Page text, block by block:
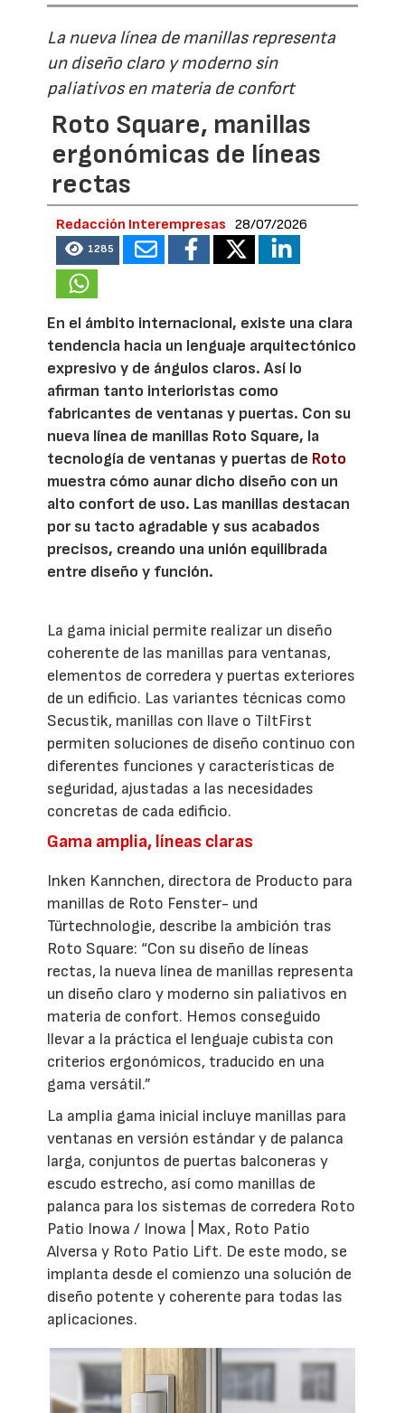
La nueva línea de manillas representa
un diseño claro y moderno sin
paliativos en materia de confort
Roto Square, manillas
ergonómicas de líneas
rectas
Redacción Interempresas 28/07/2026
1285
En el ámbito internacional, existe una clara
tendencia hacia un lenguaje arquitectónico
expresivo y de ángulos claros. Así lo
afirman tanto interioristas como
fabricantes de ventanas y puertas. Con su
nueva línea de manillas Roto Square, la
tecnología de ventanas y puertas de Roto
muestra cómo aunar dicho diseño con un
alto confort de uso. Las manillas destacan
por su tacto agradable y sus acabados
precisos, creando una unión equilibrada
entre diseño y función.
La gama inicial permite realizar un diseño
coherente de las manillas para ventanas,
elementos de corredera y puertas exteriores
de un edificio. Las variantes técnicas como
Secustik, manillas con llave o TiltFirst
permiten soluciones de diseño continuo con
diferentes funciones y características de
seguridad, ajustadas a las necesidades
concretas de cada edificio.
Gama amplia, líneas claras
Inken Kannchen, directora de Producto para
manillas de Roto Fenster- und
Türtechnologie, describe la ambición tras
Roto Square: “Con su diseño de líneas
rectas, la nueva línea de manillas representa
un diseño claro y moderno sin paliativos en
materia de confort. Hemos conseguido
llevar a la práctica el lenguaje cubista con
criterios ergonómicos, traducido en una
gama versátil.”
La amplia gama inicial incluye manillas para
ventanas en versión estándar y de palanca
larga, conjuntos de puertas balconeras y
escudo estrecho, así como manillas de
palanca para los sistemas de corredera Roto
Patio Inowa / Inowa | Max, Roto Patio
Alversa y Roto Patio Lift. De este modo, se
implanta desde el comienzo una solución de
diseño potente y coherente para todas las
aplicaciones.